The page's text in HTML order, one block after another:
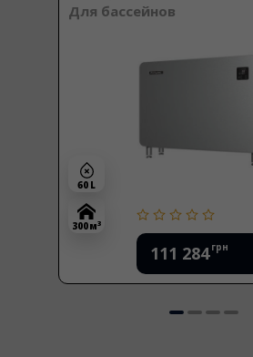
Для бассейнов
111 284 грн
60 L
300 м3